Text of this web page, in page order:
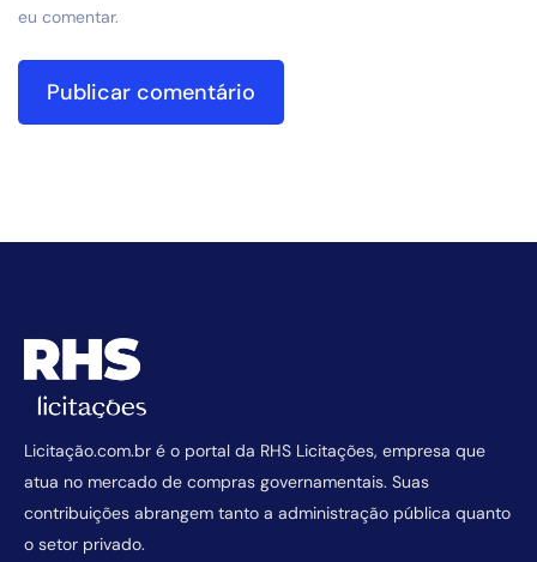
eu comentar.
Licitação.com.br é o portal da RHS Licitações, empresa que
atua no mercado de compras governamentais. Suas
contribuições abrangem tanto a administração pública quanto
o setor privado.